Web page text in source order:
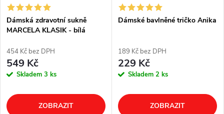
Dámská zdravotní sukně
MARCELA KLASIK - bílá
454 Kč bez DPH
549 Kč
Skladem 3 ks
ZOBRAZIT
Dámské bavlněné tričko Anika
189 Kč bez DPH
229 Kč
Skladem 2 ks
ZOBRAZIT